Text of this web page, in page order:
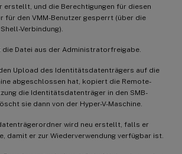
erstellt, und die Berechtigungen für diesen
für den VMM-Benutzer gesperrt (über die
Verbindung).
die Datei aus der Administratorfreigabe.
den Upload des Identitätsdatenträgers auf die
abgeschlossen hat, kopiert die Remote-
die Identitätsdatenträger in den SMB-
sie dann von der Hyper-V-Maschine.
wird neu erstellt, falls er
damit er zur Wiederverwendung verfügbar ist.